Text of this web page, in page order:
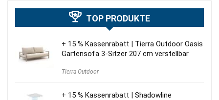
TOP PRODUKTE
+ 15 % Kassenrabatt | Tierra Outdoor Oasis
Gartensofa 3-Sitzer 207 cm verstellbar
Tierra Outdoor
+ 15 % Kassenrabatt | Shadowline